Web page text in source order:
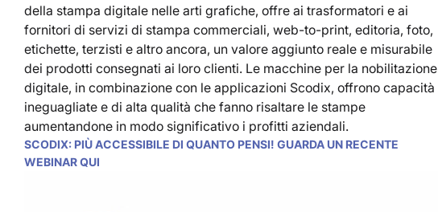
della stampa digitale nelle arti grafiche, offre ai trasformatori e ai
fornitori di servizi di stampa commerciali, web-to-print, editoria, foto,
etichette, terzisti e altro ancora, un valore aggiunto reale e misurabile
dei prodotti consegnati ai loro clienti. Le macchine per la nobilitazione
digitale, in combinazione con le applicazioni Scodix, offrono capacità
ineguagliate e di alta qualità che fanno risaltare le stampe
aumentandone in modo significativo i profitti aziendali.
SCODIX: PIÙ ACCESSIBILE DI QUANTO PENSI! GUARDA UN RECENTE
WEBINAR QUI